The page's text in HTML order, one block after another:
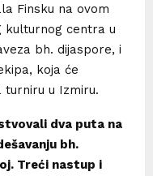
Finsku na ovom
kulturnog centra u
bh. dijaspore, i
koja će
turniru u Izmiru.
dva puta na
bh.
Treći nastup i